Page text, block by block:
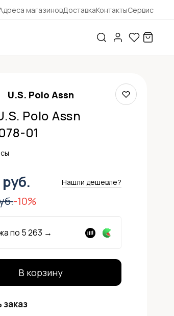
магазиновДоставкаКонтактыСервис
U.S. Polo Assn
Polo Assn
01
руб. Нашли дешевле?
-10%
по 5 263 →
В корзину
заказ